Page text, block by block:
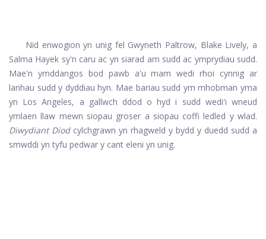
Nid enwogion yn unig fel Gwyneth Paltrow, Blake Lively, a
Salma Hayek sy'n caru ac yn siarad am sudd ac ymprydiau sudd.
Mae'n ymddangos bod pawb a'u mam wedi rhoi cynnig ar
lanhau sudd y dyddiau hyn. Mae bariau sudd ym mhobman yma
yn Los Angeles, a gallwch ddod o hyd i sudd wedi'i wneud
ymlaen llaw mewn siopau groser a siopau coffi ledled y wlad.
Diwydiant Diodcylchgrawn yn rhagweld y bydd y duedd sudd a
smwddi yn tyfu pedwar y cant eleni yn unig.